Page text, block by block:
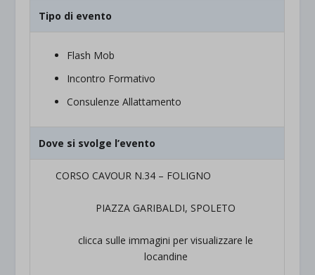
Tipo di evento
Flash Mob
Incontro Formativo
Consulenze Allattamento
Dove si svolge l’evento
CORSO CAVOUR N.34 – FOLIGNO
PIAZZA GARIBALDI, SPOLETO
clicca sulle immagini per visualizzare le
locandine